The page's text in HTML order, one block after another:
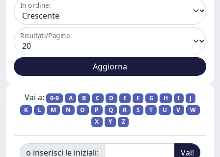
In ordine:
Risultati/Pagina
Vai a: 0-9 A B C D E F G H I
J
K
L M N O P Q R S T U V
W
X
Y Z
o inserisci le iniziali: